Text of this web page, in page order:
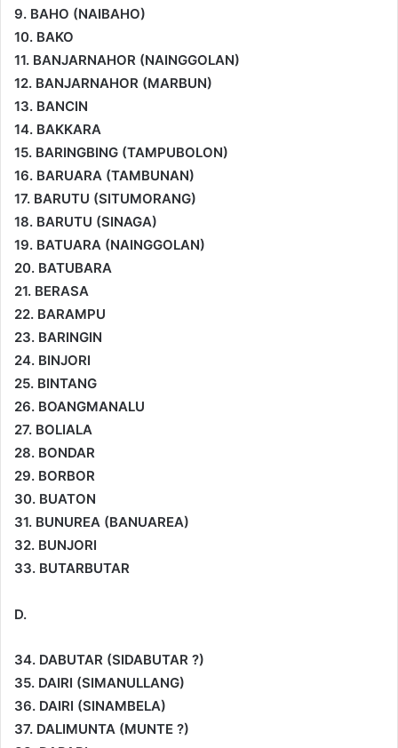
9. BAHO (NAIBAHO)
10. BAKO
11. BANJARNAHOR (NAINGGOLAN)
12. BANJARNAHOR (MARBUN)
13. BANCIN
14. BAKKARA
15. BARINGBING (TAMPUBOLON)
16. BARUARA (TAMBUNAN)
17. BARUTU (SITUMORANG)
18. BARUTU (SINAGA)
19. BATUARA (NAINGGOLAN)
20. BATUBARA
21. BERASA
22. BARAMPU
23. BARINGIN
24. BINJORI
25. BINTANG
26. BOANGMANALU
27. BOLIALA
28. BONDAR
29. BORBOR
30. BUATON
31. BUNUREA (BANUAREA)
32. BUNJORI
33. BUTARBUTAR
D.
34. DABUTAR (SIDABUTAR ?)
35. DAIRI (SIMANULLANG)
36. DAIRI (SINAMBELA)
37. DALIMUNTA (MUNTE ?)